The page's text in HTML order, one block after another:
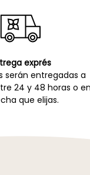
exprés
serán entregadas a
24 y 48 horas o en
que elijas.